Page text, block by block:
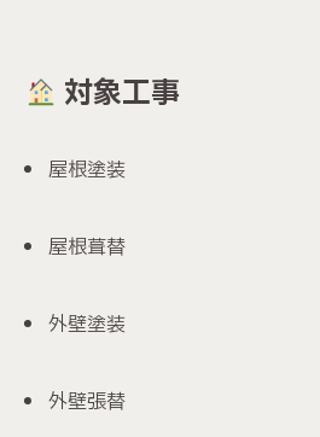
対象工事
屋根塗装
屋根葺替
外壁塗装
外壁張替